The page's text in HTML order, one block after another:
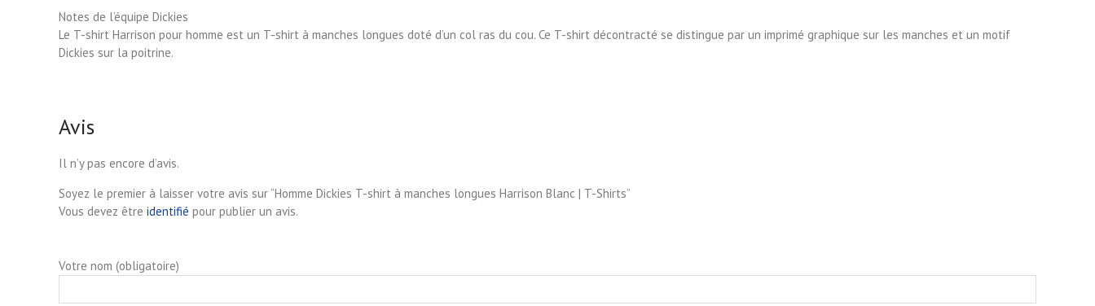
Notes de l’équipe Dickies
Le T-shirt Harrison pour homme est un T-shirt à manches longues doté d’un col ras du cou. Ce T-shirt décontracté se distingue par un imprimé graphique sur les manches et un motif
Dickies sur la poitrine.
Avis
Il n’y pas encore d’avis.
Soyez le premier à laisser votre avis sur “Homme Dickies T-shirt à manches longues Harrison Blanc | T-Shirts”
Vous devez être identifié pour publier un avis.
Votre nom (obligatoire)